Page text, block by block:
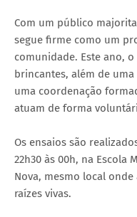
Com um público
segue firme como um
comunidade. Este ano,
brincantes, além de
uma coordenação
atuam de forma
Os ensaios são
22h30 às 00h, na Escola
Nova, mesmo local
raízes vivas.